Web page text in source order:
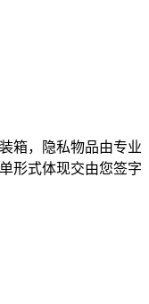
箱，隐私物品由专业
形式体现交由您签字